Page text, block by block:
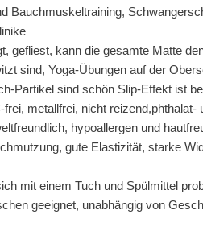
Bauchmuskeltraining,
gefliest, kann die gesamte Matte
sind, Yoga-Übungen auf der
Partikel sind schön Slip-Effekt ist
metallfrei, nicht
hypoallergen und
gute Elastizität, starke
mit einem Tuch und Spülmittel
geeignet, unabhängig von